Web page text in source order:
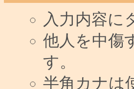
入力内容に
他人を中傷
す。
半角カナは